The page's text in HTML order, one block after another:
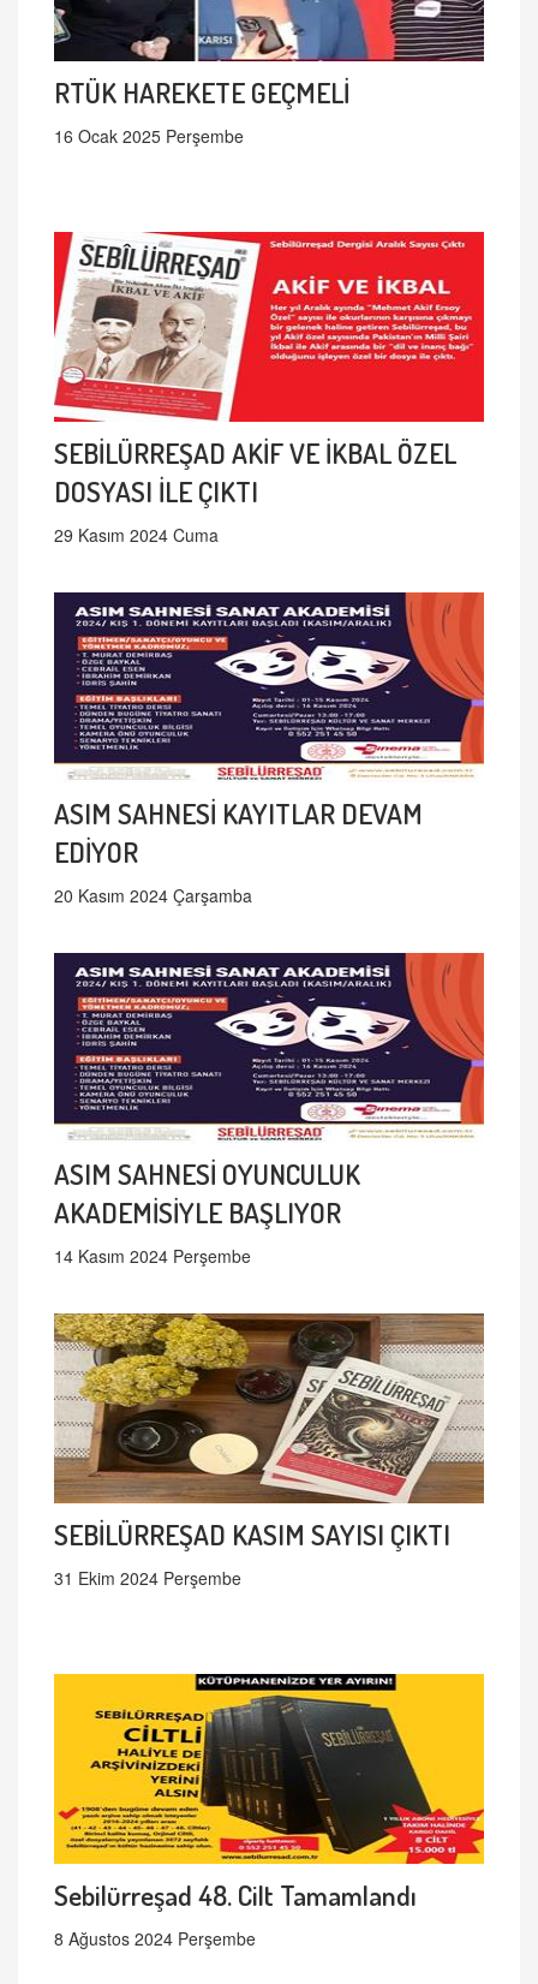
RTÜK HAREKETE GEÇMELİ
16 Ocak 2025 Perşembe
SEBİLÜRREŞAD AKİF VE İKBAL ÖZEL
DOSYASI İLE ÇIKTI
29 Kasım 2024 Cuma
ASIM SAHNESİ KAYITLAR DEVAM
EDİYOR
20 Kasım 2024 Çarşamba
ASIM SAHNESİ OYUNCULUK
AKADEMİSİYLE BAŞLIYOR
14 Kasım 2024 Perşembe
SEBİLÜRREŞAD KASIM SAYISI ÇIKTI
31 Ekim 2024 Perşembe
Sebilürreşad 48. Cilt Tamamlandı
8 Ağustos 2024 Perşembe